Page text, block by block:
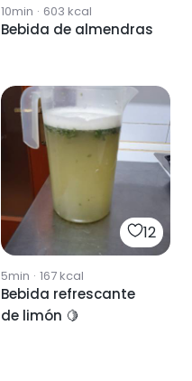
10min · 603 kcal
Bebida de almendras
12
5min · 167kcal
Bebida refrescante
de limón 🍋